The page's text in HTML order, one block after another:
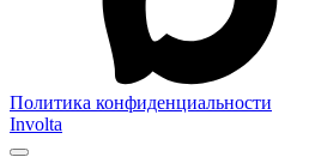
Политика конфиденциальности
Involta